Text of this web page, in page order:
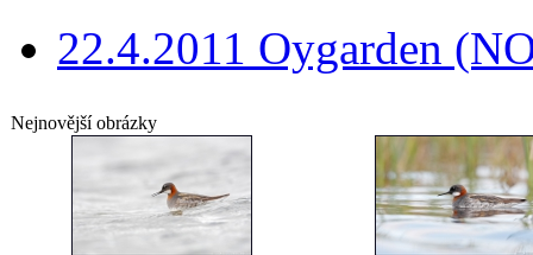
22.4.2011 Oygarden
Nejnovější obrázky